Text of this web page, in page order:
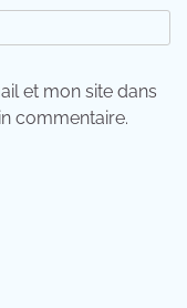
et mon site dans
commentaire.